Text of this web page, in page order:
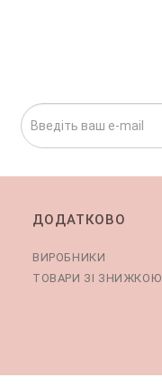
ДОДАТКОВО
ВИРОБНИКИ
ТОВАРИ ЗІ ЗНИЖКОЮ